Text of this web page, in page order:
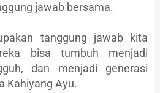
jawab bersama.
tanggung jawab kita
bisa tumbuh menjadi
dan menjadi generasi
Kahiyang Ayu.